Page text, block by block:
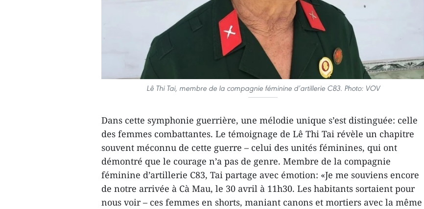
Lê Thi Tai, membre de la compagnie féminine d’artillerie C83. Photo: VOV
Dans cette symphonie guerrière, une mélodie unique s’est distinguée: celle
des femmes combattantes. Le témoignage de Lê Thi Tai révèle un chapitre
souvent méconnu de cette guerre – celui des unités féminines, qui ont
démontré que le courage n’a pas de genre. Membre de la compagnie
féminine d’artillerie C83, Tai partage avec émotion: «Je me souviens encore
de notre arrivée à Cà Mau, le 30 avril à 11h30. Les habitants sortaient pour
nous voir – ces femmes en shorts, maniant canons et mortiers avec la même